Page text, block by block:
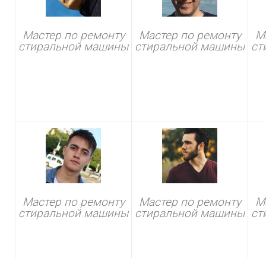
Мастер по ремонту
стиральной машины
Мастер по ремонту
стиральной машины
Мастер по ремонту
стиральной машины
Мастер по ремонту
стиральной машины